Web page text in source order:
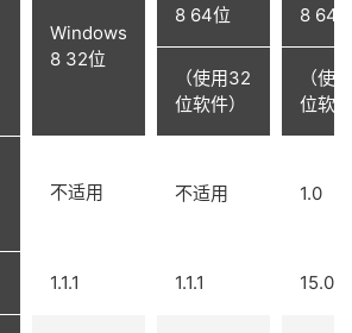
Windows
8 32位
8 64位
8 64
（使用32
位软件）
（使
位软
不适用 不适用 1.0
1.1.1 1.1.1 15.0.0